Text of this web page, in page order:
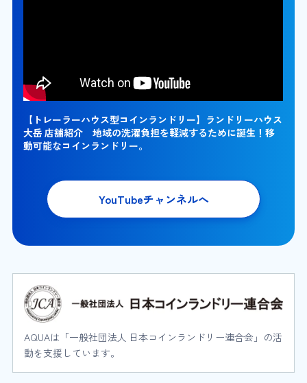
【トレーラーハウス型コインランドリー】ランドリーハウス
大岳 店舗紹介 地域の洗濯負担を軽減するために誕生！移
動可能なコインランドリー。
YouTubeチャンネルへ
AQUAは「一般社団法人 日本コインランドリー連合会」の活
動を支援しています。